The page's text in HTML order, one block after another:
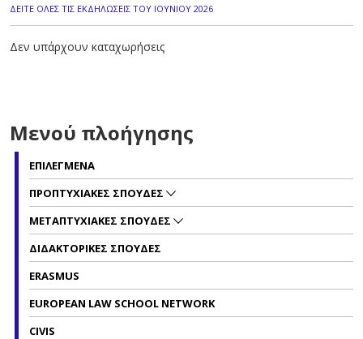
ΔΕΙΤΕ ΟΛΕΣ ΤΙΣ ΕΚΔΗΛΩΣΕΙΣ ΤΟΥ ΙΟΥΝΙΟΥ 2026
Δεν υπάρχουν καταχωρήσεις
Μενού πλοήγησης
ΕΠΙΛΕΓΜΕΝΑ
ΠΡΟΠΤΥΧΙΑΚΕΣ ΣΠΟΥΔΕΣ
ΜΕΤΑΠΤΥΧΙΑΚΕΣ ΣΠΟΥΔΕΣ
ΔΙΔΑΚΤΟΡΙΚΕΣ ΣΠΟΥΔΕΣ
ERASMUS
EUROPEAN LAW SCHOOL NETWORK
CIVIS